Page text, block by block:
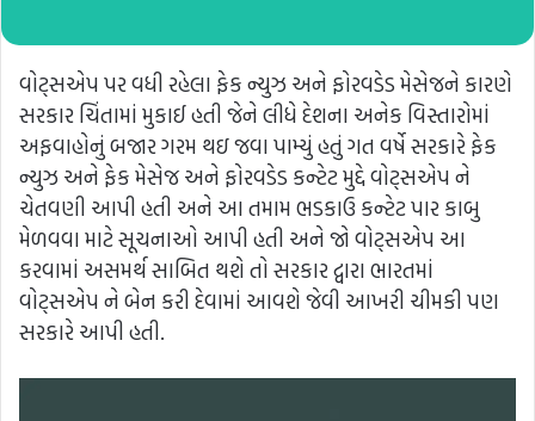
વોટ્સએપ પર વધી રહેલા ફેક ન્યુઝ અને ફોરવડેડ મેસેજને કારણે
સરકાર ચિંતામાં મુકાઈ હતી જેને લીધે દેશના અનેક વિસ્તારોમાં
અફવાહોનું બજાર ગરમ થઇ જવા પામ્યું હતું ગત વર્ષે સરકારે ફેક
ન્યુઝ અને ફેક મેસેજ અને ફોરવડેડ કન્ટેટ મુદ્દે વોટ્સએપ ને
ચેતવણી આપી હતી અને આ તમામ ભડકાઉ કન્ટેટ પાર કાબુ
મેળવવા માટે સૂચનાઓ આપી હતી અને જો વોટ્સએપ આ
કરવામાં અસમર્થ સાબિત થશે તો સરકાર દ્વારા ભારતમાં
વોટ્સએપ ને બેન કરી દેવામાં આવશે જેવી આખરી ચીમકી પણ
સરકારે આપી હતી.